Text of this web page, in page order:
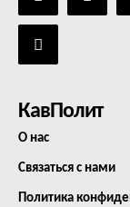
КавПолит
О нас
Связаться с нами
Политика